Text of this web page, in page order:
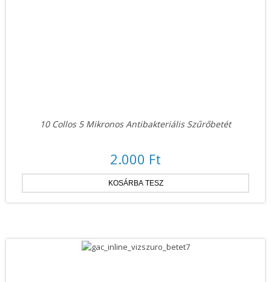
10 Collos 5 Mikronos Antibakteriális Szűrőbetét
2.000 Ft